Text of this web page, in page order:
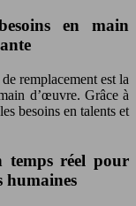
en main
remplacement est la
d’œuvre. Grâce à
besoins en talents et
temps réel pour
humaines